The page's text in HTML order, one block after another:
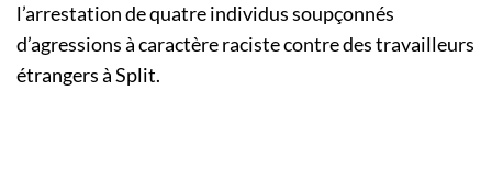
l’arrestation de quatre individus soupçonnés
d’agressions à caractère raciste contre des travailleurs
étrangers à Split.